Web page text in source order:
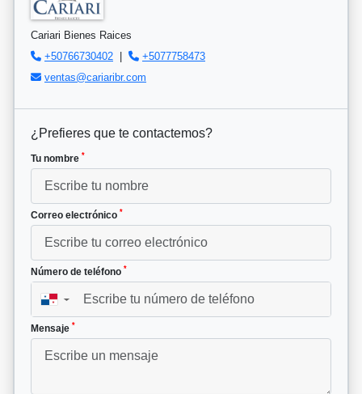
Cariari Bienes Raices
+50766730402 |
+5077758473
ventas@cariaribr.com
¿Prefieres que te contactemos?
Tu nombre *
Correo electrónico *
Número de teléfono *
▼
Mensaje *